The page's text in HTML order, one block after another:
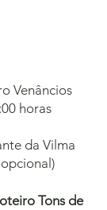
Venâncios
horas
da Vilma
Tons de